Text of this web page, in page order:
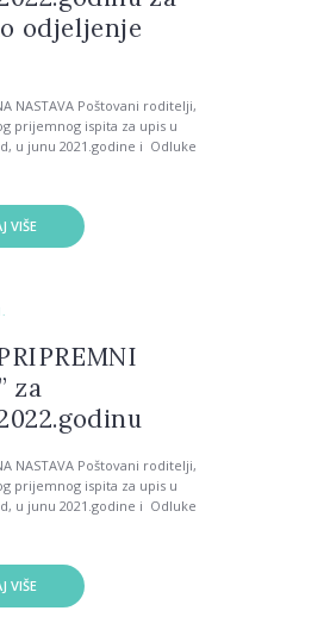
odjeljenje
NASTAVA Poštovani roditelji,
prijemnog ispita za upis u
u junu 2021.godine i Odluke
VIŠE
za
NASTAVA Poštovani roditelji,
prijemnog ispita za upis u
u junu 2021.godine i Odluke
VIŠE